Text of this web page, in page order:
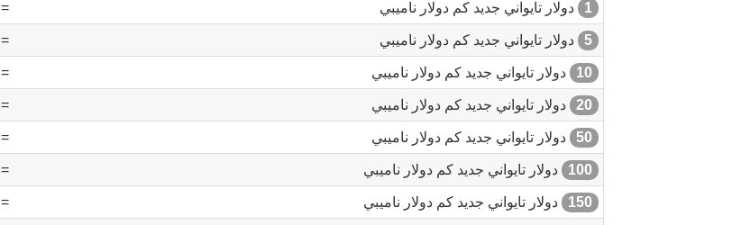
1 دولار تايواني جديد كم دولار ناميبي =
5 دولار تايواني جديد كم دولار ناميبي =
10 دولار تايواني جديد كم دولار ناميبي =
20 دولار تايواني جديد كم دولار ناميبي =
50 دولار تايواني جديد كم دولار ناميبي =
100 دولار تايواني جديد كم دولار ناميبي =
150 دولار تايواني جديد كم دولار ناميبي =